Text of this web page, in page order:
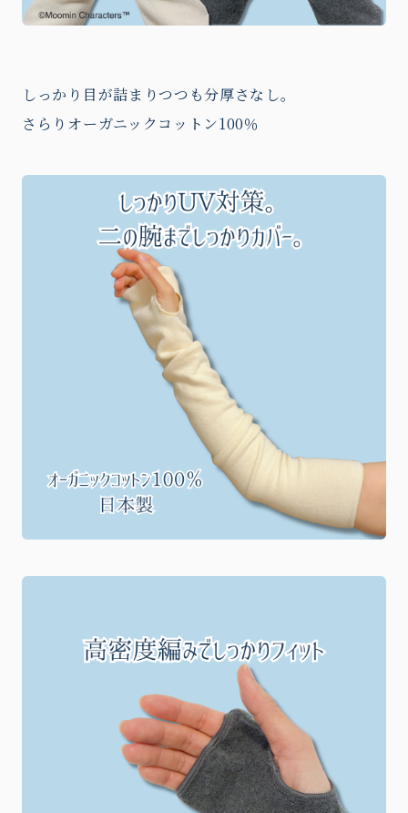
しっかり目が詰まりつつも分厚さなし。
さらりオーガニックコットン100％